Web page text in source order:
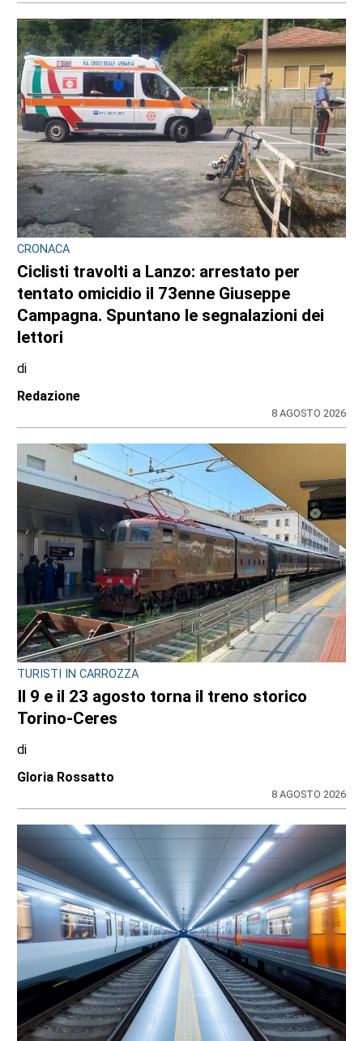
CRONACA
Ciclisti travolti a Lanzo: arrestato per
tentato omicidio il 73enne Giuseppe
Campagna. Spuntano le segnalazioni dei
lettori
di
Redazione
8 AGOSTO 2026
TURISTI IN CARROZZA
Il 9 e il 23 agosto torna il treno storico
Torino-Ceres
di
Gloria Rossatto
8 AGOSTO 2026